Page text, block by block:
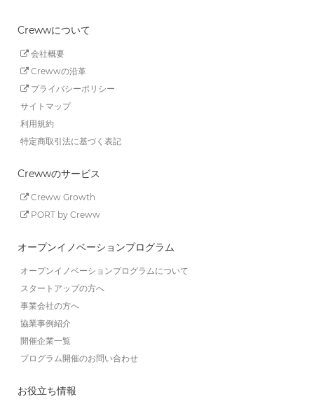
Crewwについて
会社概要
Crewwの沿革
プライバシーポリシー
サイトマップ
利用規約
特定商取引法に基づく表記
Crewwのサービス
Creww Growth
PORT by Creww
オープンイノベーションプログラム
オープンイノベーションプログラムについて
スタートアップの方へ
事業会社の方へ
協業事例紹介
開催企業一覧
プログラム開催のお問い合わせ
お役立ち情報